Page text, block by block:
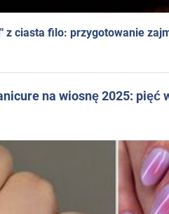
z ciasta filo: przygotowanie
na wiosnę 2025: pięć